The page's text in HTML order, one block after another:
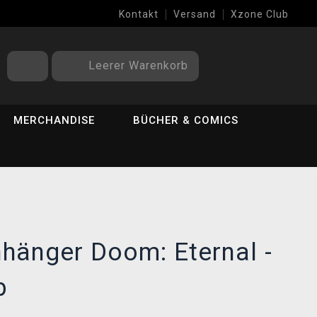
Kontakt Versand Xzone Club
Leerer Warenkorb
MERCHANDISE BÜCHER & COMICS
Doom: Eternal -